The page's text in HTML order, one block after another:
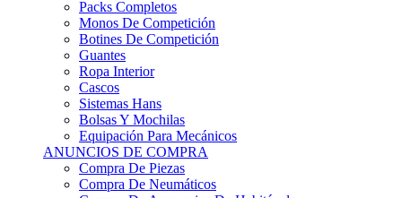
Packs Completos
Monos De Competición
Botines De Competición
Guantes
Ropa Interior
Cascos
Sistemas Hans
Bolsas Y Mochilas
Equipación Para Mecánicos
ANUNCIOS DE COMPRA
Compra De Piezas
Compra De Neumáticos